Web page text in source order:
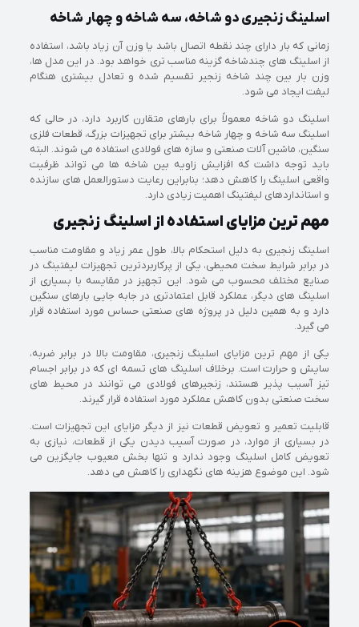
اسلینگ زنجیری دو شاخه، سه شاخه و چهار شاخه
زمانی که بار دارای چند نقطه اتصال باشد یا وزن آن زیاد باشد، استفاده
از اسلینگ های چندشاخه گزینه مناسب تری خواهد بود. در این مدل ها،
وزن بار بین چند شاخه زنجیر تقسیم شده و تعادل بیشتری هنگام
لیفت ایجاد می شود.
اسلینگ دو شاخه معمولاً برای بارهای متقارن کاربرد دارد، در حالی که
اسلینگ سه شاخه و چهار شاخه بیشتر برای تجهیزات بزرگ، قطعات فلزی
سنگین، ماشین آلات صنعتی و سازه های فولادی استفاده می شوند. البته
باید توجه داشت که افزایش زاویه بین شاخه ها می تواند ظرفیت
واقعی اسلینگ را کاهش دهد؛ بنابراین رعایت دستورالعمل های سازنده
و استانداردهای لیفتینگ اهمیت زیادی دارد.
مهم ترین مزایای استفاده از اسلینگ زنجیری
اسلینگ زنجیری به دلیل استحکام بالا، طول عمر زیاد و مقاومت مناسب
در برابر شرایط سخت محیطی، یکی از پرکاربردترین تجهیزات لیفتینگ در
صنایع مختلف محسوب می شود. این تجهیز در مقایسه با بسیاری از
اسلینگ های دیگر، عملکرد قابل اعتمادتری در جابه جایی بارهای سنگین
دارد و به همین دلیل در پروژه های صنعتی حساس مورد استفاده قرار
می گیرد.
یکی از مهم ترین مزایای اسلینگ زنجیری، مقاومت بالا در برابر ضربه،
سایش و حرارت است. برخلاف اسلینگ های تسمه ای که در برابر اجسام
تیز آسیب پذیر هستند، زنجیرهای فولادی می توانند در محیط های
سخت صنعتی بدون کاهش عملکرد مورد استفاده قرار گیرند.
قابلیت تعمیر و تعویض قطعات نیز از دیگر مزایای این تجهیزات است.
در بسیاری از موارد، در صورت آسیب دیدن یکی از قطعات، نیازی به
تعویض کامل اسلینگ وجود ندارد و تنها بخش معیوب جایگزین می
شود. این موضوع هزینه های نگهداری را کاهش می دهد.